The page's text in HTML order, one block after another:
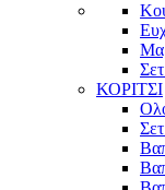
ΚΟΡΙΤΣΙ